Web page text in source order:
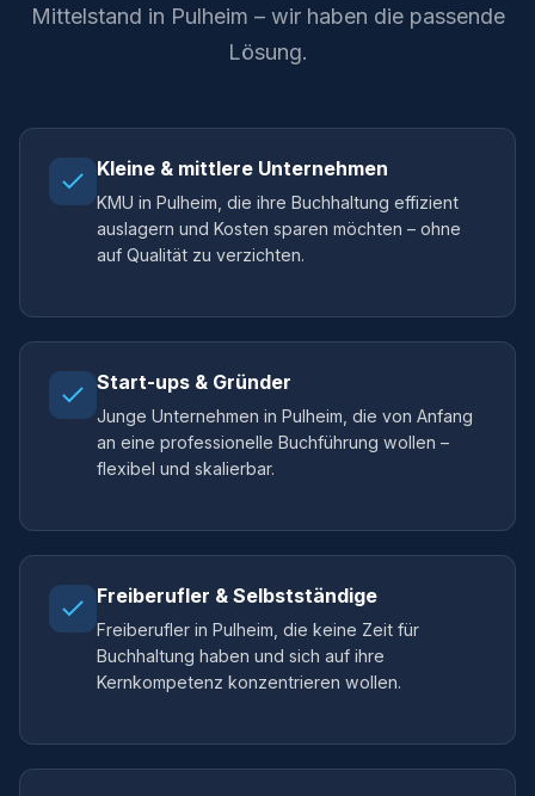
Mittelstand in Pulheim – wir haben die passende
Lösung.
Kleine & mittlere Unternehmen
KMU in Pulheim, die ihre Buchhaltung effizient
auslagern und Kosten sparen möchten – ohne
auf Qualität zu verzichten.
Start-ups & Gründer
Junge Unternehmen in Pulheim, die von Anfang
an eine professionelle Buchführung wollen –
flexibel und skalierbar.
Freiberufler & Selbstständige
Freiberufler in Pulheim, die keine Zeit für
Buchhaltung haben und sich auf ihre
Kernkompetenz konzentrieren wollen.